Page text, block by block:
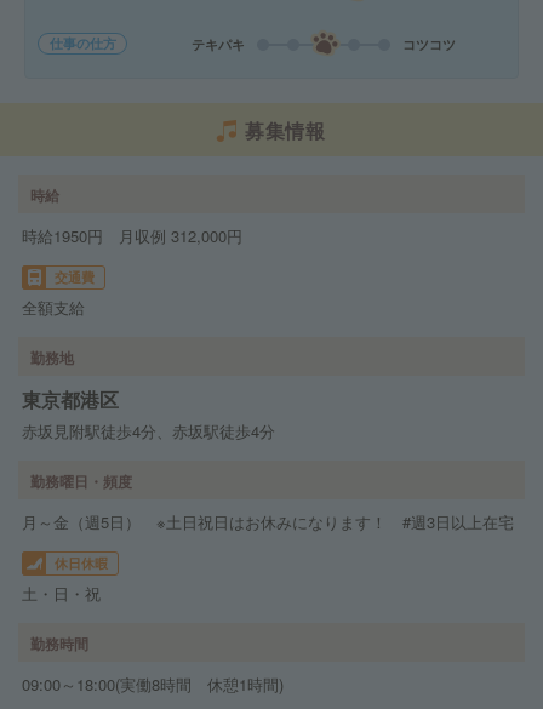
仕事の仕方 テキパキ コツコツ
募集情報
時給
時給1950円 月収例 312,000円
交通費
全額支給
勤務地
東京都港区
赤坂見附駅徒歩4分、赤坂駅徒歩4分
勤務曜日・頻度
月～金（週5日） ※土日祝日はお休みになります！ #週3日以上在宅
休日休暇
土・日・祝
勤務時間
09:00～18:00(実働8時間 休憩1時間)